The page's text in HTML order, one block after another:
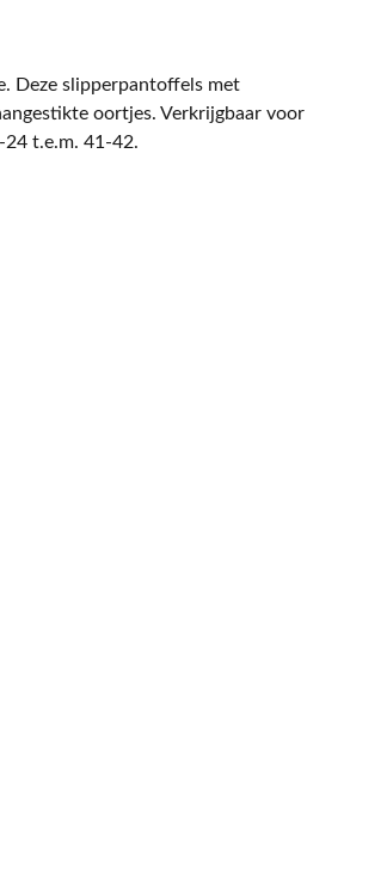
Deze slipperpantoffels met
oortjes. Verkrijgbaar voor
24 t.e.m. 41-42.